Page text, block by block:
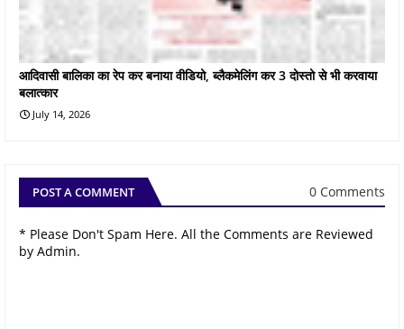
आदिवासी बालिका का रेप कर बनाया वीडियो, ब्लैकमेलिंग कर 3 दोस्तो से भी करवाया
बलात्कार
July 14, 2026
POST A COMMENT 0 Comments
* Please Don't Spam Here. All the Comments are Reviewed
by Admin.